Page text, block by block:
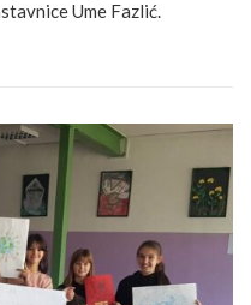
Ume Fazlić.